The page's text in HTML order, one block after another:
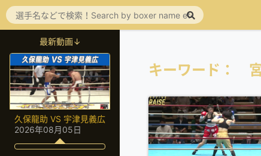
最新動画↓
久保龍助 VS 宇津見義広
2026年08月05日
キーワード：